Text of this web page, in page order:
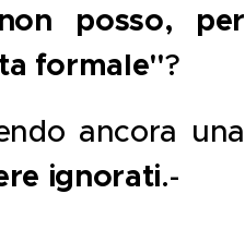
posso, per
formale"?
ancora una
ignorati.-